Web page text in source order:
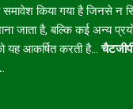
किया गया है जिनसे न
जाता है, बल्कि कई अन्य
यह आकर्षित करती है...
.